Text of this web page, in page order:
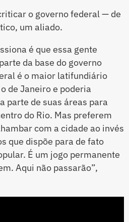
o governo federal — de
um aliado.
é que essa gente
da base do governo
é o maior latifundiário
de Janeiro e poderia
parte de suas áreas para
do Rio. Mas preferem
com a cidade ao invés
que dispõe para de fato
É um jogo permanente
Aqui não passarão”,